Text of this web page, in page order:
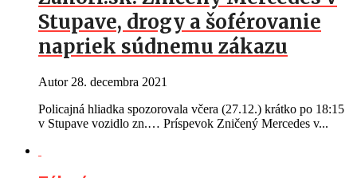
Stupave, drogy a šoférovanie
napriek súdnemu zákazu
Autor 28. decembra 2021
Policajná hliadka spozorovala včera (27.12.) krátko po 18:15
v Stupave vozidlo zn.… Príspevok Zničený Mercedes v...